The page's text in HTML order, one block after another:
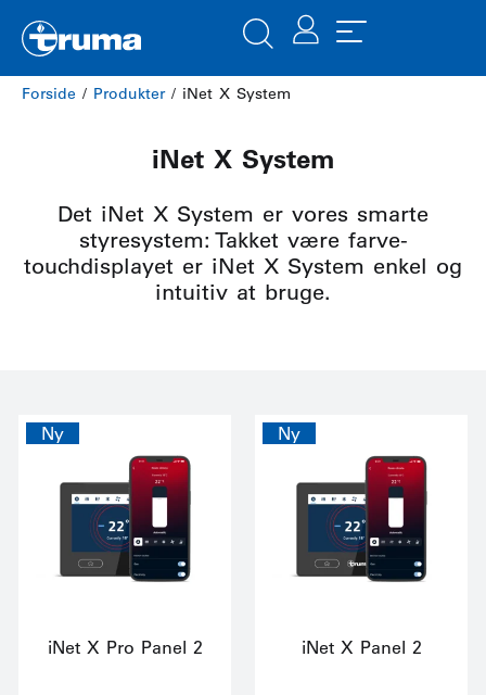
Forside / Produkter/ iNet X System
iNet X System
Det iNet X System er vores smarte
styresystem: Takket være farve-
touchdisplayet er iNet X System enkel og
intuitiv at bruge.
Ny
iNet X Pro Panel 2
Ny
iNet X Panel 2